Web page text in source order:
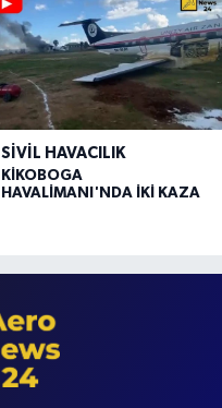
SIVIL HAVACILIK
KİKOBOGA
HAVALİMANI'NDA İKİ KAZA